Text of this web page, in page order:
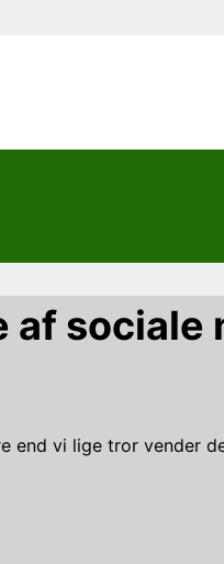
sociale
end vi lige tror vender